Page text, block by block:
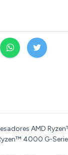
AMD
4000 G-